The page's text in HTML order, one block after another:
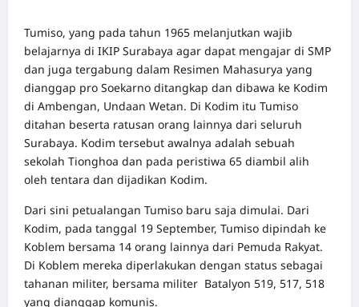
Tumiso, yang pada tahun 1965 melanjutkan wajib
belajarnya di IKIP Surabaya agar dapat mengajar di SMP
dan juga tergabung dalam Resimen Mahasurya yang
dianggap pro Soekarno ditangkap dan dibawa ke Kodim
di Ambengan, Undaan Wetan. Di Kodim itu Tumiso
ditahan beserta ratusan orang lainnya dari seluruh
Surabaya. Kodim tersebut awalnya adalah sebuah
sekolah Tionghoa dan pada peristiwa 65 diambil alih
oleh tentara dan dijadikan Kodim.
Dari sini petualangan Tumiso baru saja dimulai. Dari
Kodim, pada tanggal 19 September, Tumiso dipindah ke
Koblem bersama 14 orang lainnya dari Pemuda Rakyat.
Di Koblem mereka diperlakukan dengan status sebagai
tahanan militer, bersama militer Batalyon 519, 517, 518
yang dianggap komunis.